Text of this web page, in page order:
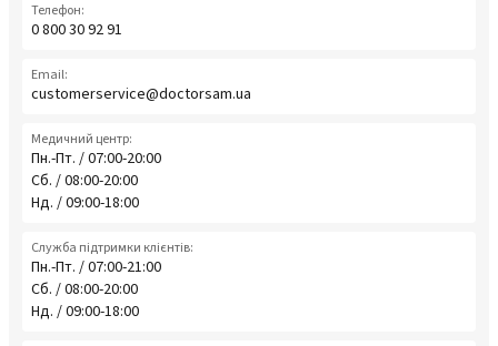
Телефон:
0 800 30 92 91
Email:
customerservice@doctorsam.ua
Медичний центр:
Пн.-Пт. / 07:00-20:00
Сб. / 08:00-20:00
Нд. / 09:00-18:00
Служба підтримки клієнтів:
Пн.-Пт. / 07:00-21:00
Сб. / 08:00-20:00
Нд. / 09:00-18:00